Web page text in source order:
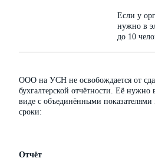
Если у
нужно в
до 10
ООО на УСН не освобождается от
бухгалтерской отчётности. Её
виде с объединёнными
сроки:
Отчёт